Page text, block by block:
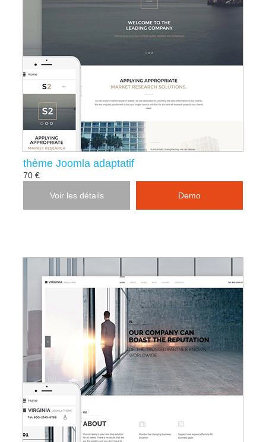
thème Joomla adaptatif
70 €
Voir les détails Demo